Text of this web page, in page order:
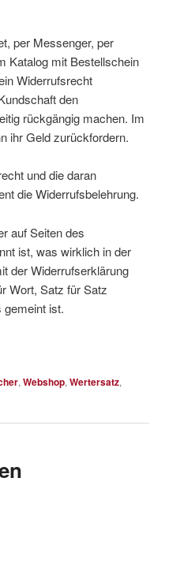
per Messenger, per
Katalog mit Bestellschein
Widerrufsrecht
den
rückgängig machen. Im
ihr Geld zurückfordern.
und die daran
die Widerrufsbelehrung.
auf Seiten des
ist, was wirklich in der
der Widerrufserklärung
Wort, Satz für Satz
gemeint ist.
, Webshop, Wertersatz,